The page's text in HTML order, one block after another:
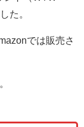
た。
では販売さ